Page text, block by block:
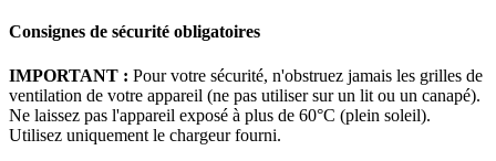
Consignes de sécurité obligatoires
IMPORTANT : Pour votre sécurité, n'obstruez jamais les grilles de
ventilation de votre appareil (ne pas utiliser sur un lit ou un canapé).
Ne laissez pas l'appareil exposé à plus de 60°C (plein soleil).
Utilisez uniquement le chargeur fourni.